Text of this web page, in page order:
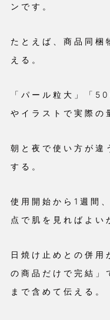
ンです。
たとえば、商品同梱
える。
「パール粒大」「
やイラストで実際の
朝と夜で使い方が違
する。
使用開始から1週間
点で肌を見ればよい
日焼け止めとの併用
の商品だけで完結」
まで含めて伝える。